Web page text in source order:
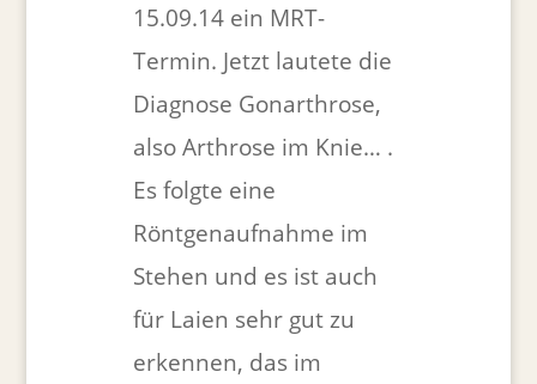
15.09.14 ein MRT-
Termin. Jetzt lautete die
Diagnose Gonarthrose,
also Arthrose im Knie… .
Es folgte eine
Röntgenaufnahme im
Stehen und es ist auch
für Laien sehr gut zu
erkennen, das im